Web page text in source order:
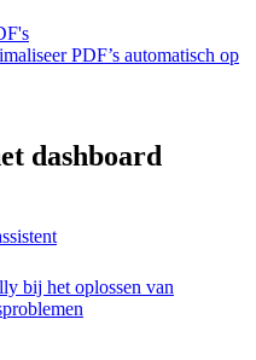
PDF’s automatisch op
dashboard
bij het oplossen van